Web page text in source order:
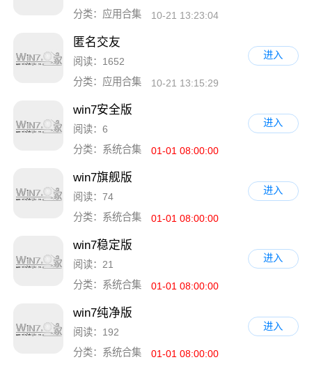
分类：应用合集
10-21 13:23:04
匿名交友
阅读：1652
分类：应用合集
10-21 13:15:29
进入
win7安全版
阅读：6
分类：系统合集
01-01 08:00:00
进入
win7旗舰版
阅读：74
分类：系统合集
01-01 08:00:00
进入
win7稳定版
阅读：21
分类：系统合集
01-01 08:00:00
进入
win7纯净版
阅读：192
分类：系统合集
01-01 08:00:00
进入